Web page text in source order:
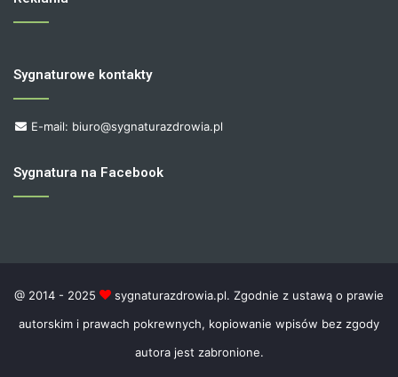
Sygnaturowe kontakty
E-mail: biuro@sygnaturazdrowia.pl
Sygnatura na Facebook
@ 2014 - 2025
sygnaturazdrowia.pl. Zgodnie z ustawą o prawie
autorskim i prawach pokrewnych, kopiowanie wpisów bez zgody
autora jest zabronione.